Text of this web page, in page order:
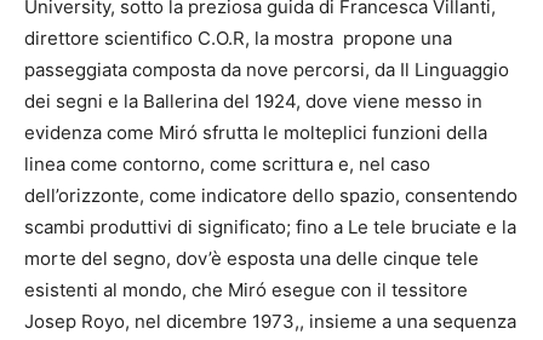
University, sotto la preziosa guida di Francesca Villanti,
direttore scientifico C.O.R, la mostra propone una
passeggiata composta da nove percorsi, da Il Linguaggio
dei segni e la Ballerina del 1924, dove viene messo in
evidenza come Miró sfrutta le molteplici funzioni della
linea come contorno, come scrittura e, nel caso
dell’orizzonte, come indicatore dello spazio, consentendo
scambi produttivi di significato; fino a Le tele bruciate e la
morte del segno, dov’è esposta una delle cinque tele
esistenti al mondo, che Miró esegue con il tessitore
Josep Royo, nel dicembre 1973,, insieme a una sequenza